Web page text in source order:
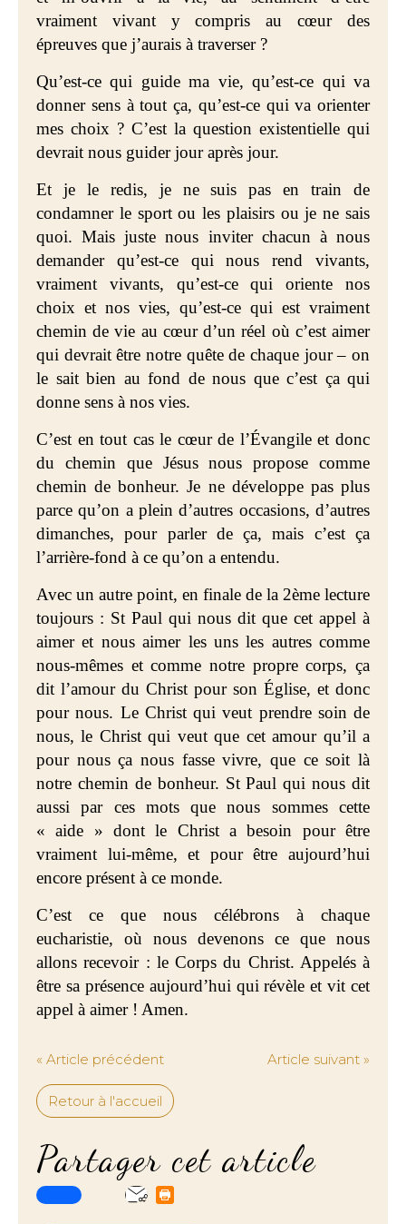
vraiment vivant y compris au cœur des
épreuves que j’aurais à traverser ?
Qu’est-ce qui guide ma vie, qu’est-ce qui va
donner sens à tout ça, qu’est-ce qui va orienter
mes choix ? C’est la question existentielle qui
devrait nous guider jour après jour.
Et je le redis, je ne suis pas en train de
condamner le sport ou les plaisirs ou je ne sais
quoi. Mais juste nous inviter chacun à nous
demander qu’est-ce qui nous rend vivants,
vraiment vivants, qu’est-ce qui oriente nos
choix et nos vies, qu’est-ce qui est vraiment
chemin de vie au cœur d’un réel où c’est aimer
qui devrait être notre quête de chaque jour – on
le sait bien au fond de nous que c’est ça qui
donne sens à nos vies.
C’est en tout cas le cœur de l’Évangile et donc
du chemin que Jésus nous propose comme
chemin de bonheur. Je ne développe pas plus
parce qu’on a plein d’autres occasions, d’autres
dimanches, pour parler de ça, mais c’est ça
l’arrière-fond à ce qu’on a entendu.
Avec un autre point, en finale de la 2ème lecture
toujours : St Paul qui nous dit que cet appel à
aimer et nous aimer les uns les autres comme
nous-mêmes et comme notre propre corps, ça
dit l’amour du Christ pour son Église, et donc
pour nous. Le Christ qui veut prendre soin de
nous, le Christ qui veut que cet amour qu’il a
pour nous ça nous fasse vivre, que ce soit là
notre chemin de bonheur. St Paul qui nous dit
aussi par ces mots que nous sommes cette
« aide » dont le Christ a besoin pour être
vraiment lui-même, et pour être aujourd’hui
encore présent à ce monde.
C’est ce que nous célébrons à chaque
eucharistie, où nous devenons ce que nous
allons recevoir : le Corps du Christ. Appelés à
être sa présence aujourd’hui qui révèle et vit cet
appel à aimer ! Amen.
« Article précédent Article suivant »
Retour à l'accueil
Partager cet article